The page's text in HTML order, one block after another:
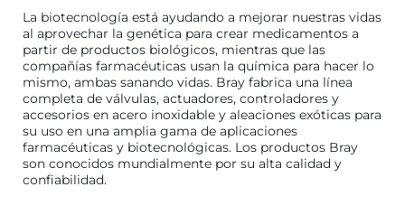
La biotecnología está ayudando a mejorar nuestras vidas
al aprovechar la genética para crear medicamentos a
partir de productos biológicos, mientras que las
compañías farmacéuticas usan la química para hacer lo
mismo, ambas sanando vidas. Bray fabrica una línea
completa de válvulas, actuadores, controladores y
accesorios en acero inoxidable y aleaciones exóticas para
su uso en una amplia gama de aplicaciones
farmacéuticas y biotecnológicas. Los productos Bray
son conocidos mundialmente por su alta calidad y
confiabilidad.